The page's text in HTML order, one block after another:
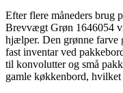
Efter flere måneders brug
Brevvægt Grøn 1646054
hjælper. Den grønne farve
fast inventar ved
til konvolutter og små
gamle køkkenbord, hvilket